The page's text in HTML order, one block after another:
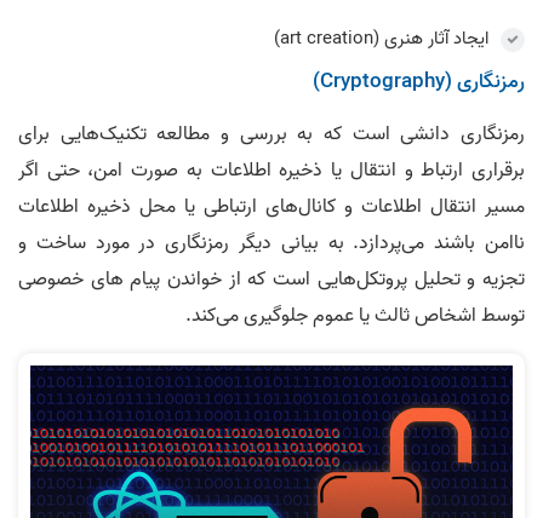
ایجاد آثار هنری (art creation)
رمزنگاری (Cryptography)
رمزنگاری دانشی است که به بررسی و مطالعه تکنیک‌هایی برای
برقراری ارتباط و انتقال یا ذخیره اطلاعات به صورت امن، حتی اگر
مسیر انتقال اطلاعات و کانال‌های ارتباطی یا محل ذخیره اطلاعات
ناامن باشند می‌پردازد. به بیانی دیگر رمزنگاری در مورد ساخت و
تجزیه و تحلیل پروتکل‌هایی است که از خواندن پیام های خصوصی
توسط اشخاص ثالث یا عموم جلوگیری می‌کند.